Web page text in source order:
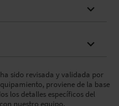
sido revisada y validada por
proviene de la base
los detalles específicos del
nuestro equipo.